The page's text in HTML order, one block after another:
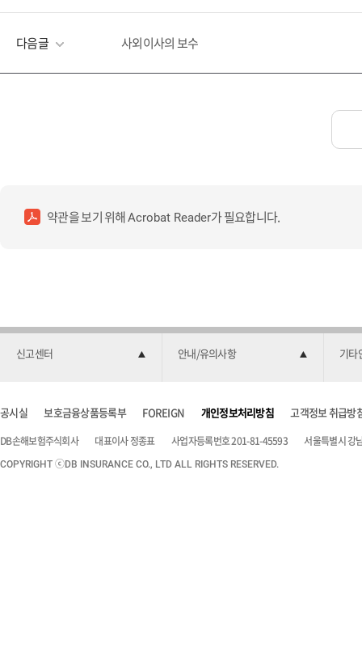
다음글 사외이사의 보수
약관을 보기 위해Acrobat Reader가 필요합니다.
신고센터 안내/유의사항 기타
공시실 보호금융상품등록부 FOREIGN 개인정보처리방침 고객정보 취급방
DB손해보험주식회사 대표이사 정종표 사업자등록번호 201-81-45593 서울특별시 강
COPYRIGHT ⓒDB INSURANCE CO., LTD ALL RIGHTS RESERVED.